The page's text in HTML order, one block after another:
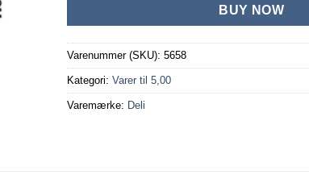
BUY NOW
Varenummer (SKU): 5658
Kategori: Varer til 5,00
Varemærke: Deli